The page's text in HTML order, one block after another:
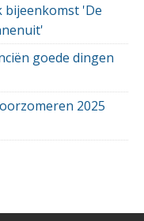
bijeenkomst 'De
goede dingen
2025